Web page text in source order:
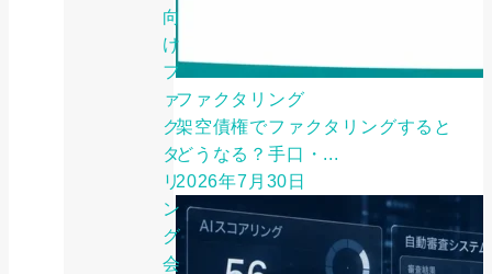
向
け
フ
ァ
ク
タ
リ
ン
グ
会
ファクタリング
架空債権でファクタリングすると
どうなる？手口・...
2026年7月30日